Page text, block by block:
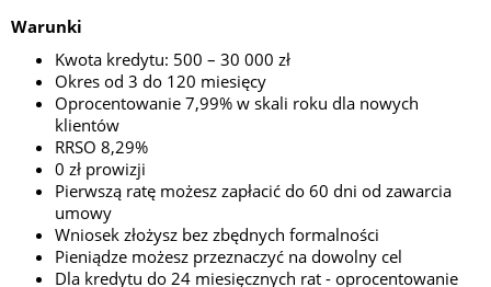
Warunki
Kwota kredytu: 500 – 30 000 zł
Оkres od 3 do 120 miesięcy
Oprocentowanie 7,99% w skali roku dla nowych
klientów
RRSO 8,29%
0 zł prowizji
Pierwszą ratę możesz zapłacić do 60 dni od zawarcia
umowy
Wniosek złożysz bez zbędnych formalności
Pieniądze możesz przeznaczyć na dowolny cel
Dla kredytu do 24 miesięcznych rat - oprocentowanie